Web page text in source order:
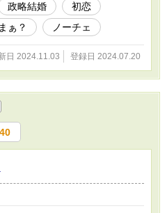
政略結婚
初恋
ぁ？ ノーチェ
日 2024.11.03 登録日 2024.07.20